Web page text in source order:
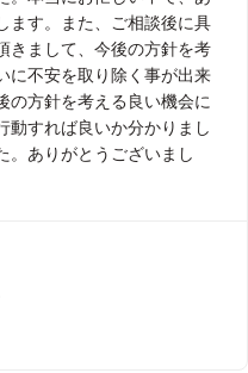
ます。また、ご相談後に具
きまして、今後の方針を考
に不安を取り除く事が出来
の方針を考える良い機会に
動すれば良いか分かりまし
。ありがとうございまし